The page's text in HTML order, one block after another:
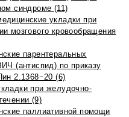
синдроме (11)
укладки при
мозгового кровообращения
парентеральных
(антиспид) по приказу
2.1368−20 (6)
при желудочно-
(9)
паллиативной помощи